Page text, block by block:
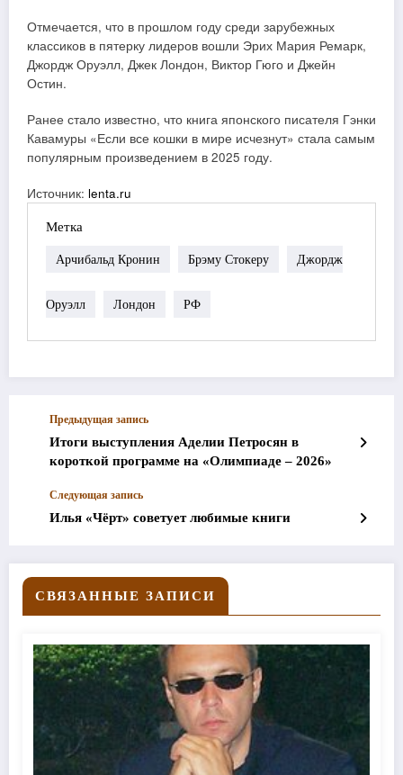
Отмечается, что в прошлом году среди зарубежных
классиков в пятерку лидеров вошли Эрих Мария Ремарк,
Джордж Оруэлл, Джек Лондон, Виктор Гюго и Джейн
Остин.
Ранее стало известно, что книга японского писателя Гэнки
Кавамуры «Если все кошки в мире исчезнут» стала самым
популярным произведением в 2025 году.
Источник: lenta.ru
Метка
Арчибальд Кронин Брэму Стокеру Джордж
Оруэлл Лондон РФ
Предыдущая запись
Итоги выступления Аделии Петросян в
короткой программе на «Олимпиаде – 2026»
Следующая запись
Илья «Чёрт» советует любимые книги
СВЯЗАННЫЕ ЗАПИСИ